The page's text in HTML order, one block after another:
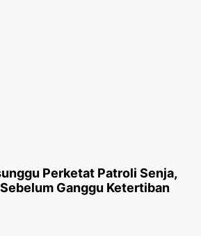
Perketat Patroli Senja,
Ganggu Ketertiban